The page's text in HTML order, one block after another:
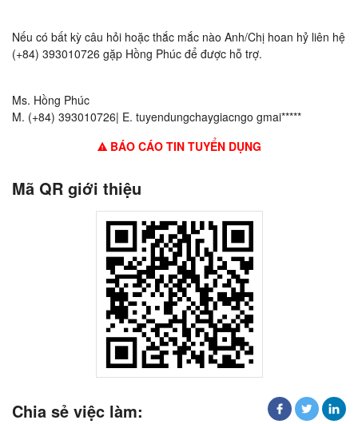
Nếu có bất kỳ câu hỏi hoặc thắc mắc nào Anh/Chị hoan hỷ liên hệ
(+84) 393010726 gặp Hồng Phúc để được hỗ trợ.
Ms. Hồng Phúc
M. (+84) 393010726| E. tuyendungchaygiacngo gmai*****
BÁO CÁO TIN TUYỂN DỤNG
Mã QR giới thiệu
Chia sẻ việc làm: